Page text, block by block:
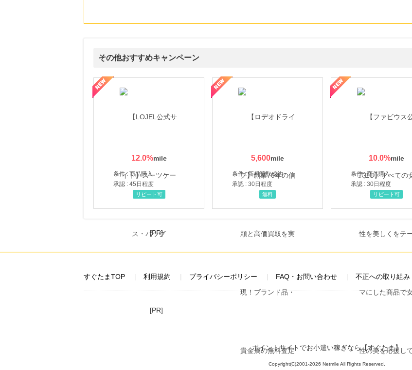
その他おすすめキャンペーン
12.0%
条件 : 商品購入
承認 : 45日程度
リピート可
5,600
条件 : 新規買取成約
承認 : 30日程度
高価買取を実現！ブランド品・貴金属の無料査定
無料
10.0%
条件 : 商品購入
承認 : 30日程度
ファビウス公式EC】すべての女性を美しくをテーマにした商品で女性の美を応援しています
リピート可
【ITトレンドMoney】相談プロモーション
[PR]
すぐたまTOP 利用規約 プライバシーポリシー FAQ・お問い合わせ 不正への取り組み
[PR]
ポイントサイトでお小遣い稼ぎなら【すぐたま】
Copyright(C)2001-2026 Netmile All Rights Reserved.